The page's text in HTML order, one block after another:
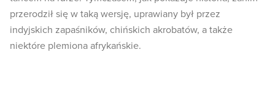
przerodził się w taką wersję, uprawiany był przez
indyjskich zapaśników, chińskich akrobatów, a także
niektóre plemiona afrykańskie.